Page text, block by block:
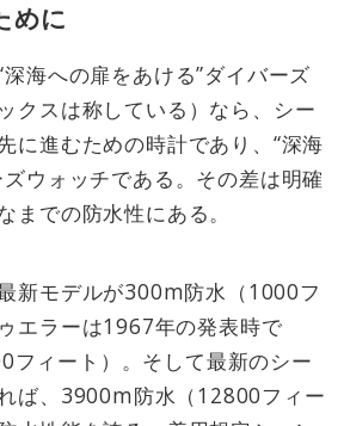
めに
海への扉をあける”ダイバーズ
クスは称している）なら、シー
に進むための時計であり、“深海
ウォッチである。その差は明確
までの防水性にある。
新モデルが300m防水（1000フ
エラーは1967年の発表時で
ィート）。そして最新のシー
ば、3900m防水（12800フィー